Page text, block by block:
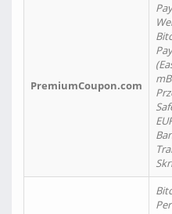
PremiumCoupon.com